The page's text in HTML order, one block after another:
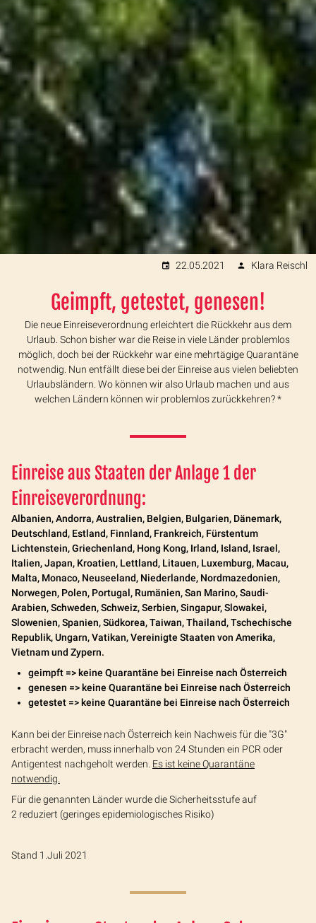
22.05.2021 Klara Reischl
Geimpft, getestet, genesen!
Die neue Einreiseverordnung erleichtert die Rückkehr aus dem
Urlaub. Schon bisher war die Reise in viele Länder problemlos
möglich, doch bei der Rückkehr war eine mehrtägige Quarantäne
notwendig. Nun entfällt diese bei der Einreise aus vielen beliebten
Urlaubsländern. Wo können wir also Urlaub machen und aus
welchen Ländern können wir problemlos zurückkehren? *
Einreise aus Staaten der Anlage 1 der
Einreiseverordnung:
Albanien, Andorra, Australien, Belgien, Bulgarien, Dänemark,
Deutschland, Estland, Finnland, Frankreich, Fürstentum
Lichtenstein, Griechenland, Hong Kong, Irland, Island, Israel,
Italien, Japan, Kroatien, Lettland, Litauen, Luxemburg, Macau,
Malta, Monaco, Neuseeland, Niederlande, Nordmazedonien,
Norwegen, Polen, Portugal, Rumänien, San Marino, Saudi-
Arabien, Schweden, Schweiz, Serbien, Singapur, Slowakei,
Slowenien, Spanien, Südkorea, Taiwan, Thailand, Tschechische
Republik, Ungarn, Vatikan, Vereinigte Staaten von Amerika,
Vietnam und Zypern.
geimpft => keine Quarantäne bei Einreise nach Österreich
genesen => keine Quarantäne bei Einreise nach Österreich
getestet => keine Quarantäne bei Einreise nach Österreich
Kann bei der Einreise nach Österreich kein Nachweis für die "3G"
erbracht werden, muss innerhalb von 24 Stunden ein PCR oder
Antigentest nachgeholt werden. Es ist keine Quarantäne
notwendig.
Für die genannten Länder wurde die Sicherheitsstufe auf
2 reduziert (geringes epidemiologisches Risiko)
Stand 1.Juli 2021